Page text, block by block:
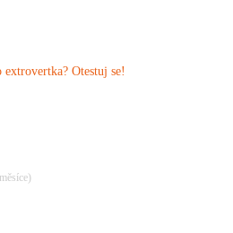
Otestuj se!